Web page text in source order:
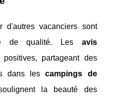
d'autres vacanciers sont
de qualité. Les avis
positives, partageant des
dans lescampings de
la beauté des